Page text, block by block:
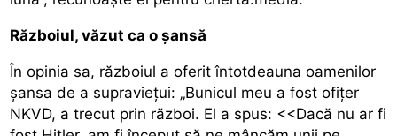
Războiul, văzut ca o șansă
În opinia sa, războiul a oferit întotdeauna oamenilor
șansa de a supraviețui: „Bunicul meu a fost ofițer
NKVD, a trecut prin război. El a spus: <<Dacă nu ar fi